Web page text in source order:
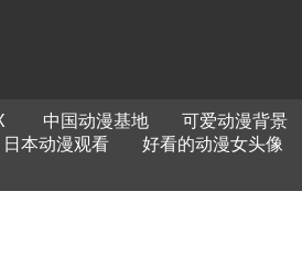
中国动漫基地 可爱动漫背景
日本动漫观看 好看的动漫女头像